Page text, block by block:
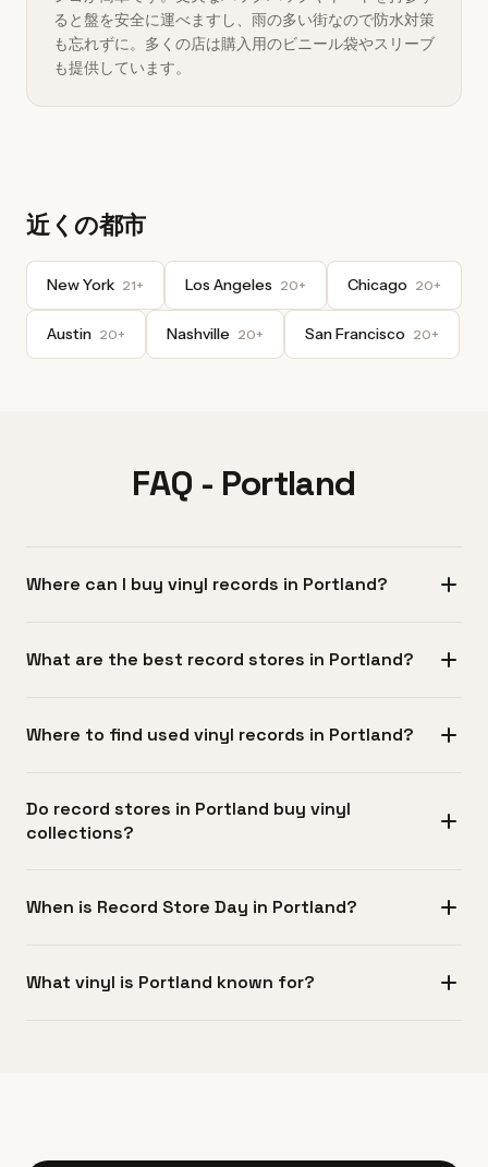
ると盤を安全に運べますし、雨の多い街なので防水対策
も忘れずに。多くの店は購入用のビニール袋やスリーブ
も提供しています。
近くの都市
New York 21+ Los Angeles 20+ Chicago 20+
Austin 20+ Nashville 20+ San Francisco 20+
FAQ - Portland
Where can I buy vinyl records in Portland?
Hawthorne Boulevard、North PortlandのMississippi
ク、エレクトロニカといったジャンル専門の小さな店まで
のうちに複数店を回るのも簡単です。
What are the best record stores in Portland?
ップホップや実験音楽に特化した新鋭店、レコードと書
されたオンラインカタログを持つ店もあれば、掘り出し物
識豊富なスタッフがいます。
Where to find used vinyl records in Portland?
に加え、Goodwillのアウトレット（特にSE Portlandのビン
ズ）、地域のアンティークモール、Portland Flea-for-Allの
す。一般のレコード店にも中古セクションがしっかりあ
Craigslist、Facebook Marketplaceでも地元引取のコレク
Do record stores in Portland buy vinyl
collections?
い取りを行っており、現金か店のクレジット（現金より
プレス、需要を見てオファーします。店は状態の良い人気
When is Record Store Day in Portland?
にはBlack Fridayの特別版が行われます。ポートランドの店
い。
What vinyl is Portland known for?